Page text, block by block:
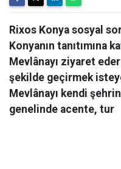
Rixos Konya sosyal
Konyanın tanıtımına
Mevlânayı ziyaret
şekilde geçirmek
Mevlânayı kendi
genelinde acente, tur